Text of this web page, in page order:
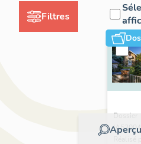
Filtres
Aperçu
Dossier